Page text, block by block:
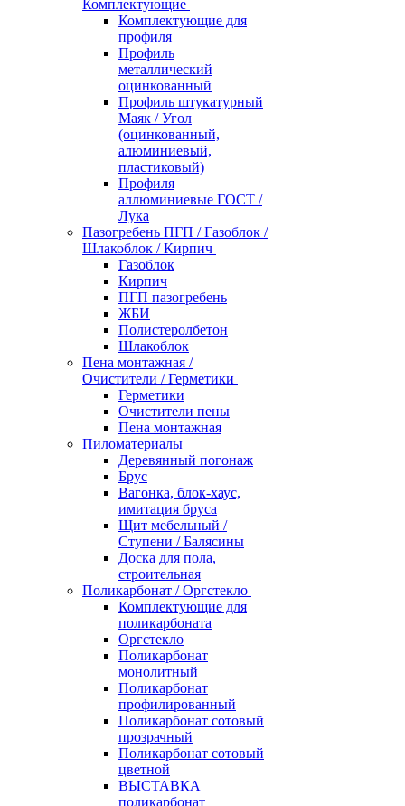
Комплектующие
Комплектующие для
профиля
Профиль
металлический
оцинкованный
Профиль штукатурный
Маяк / Угол
(оцинкованный,
алюминиевый,
пластиковый)
Профиля
аллюминиевые ГОСТ /
Лука
Пазогребень ПГП / Газоблок /
Шлакоблок / Кирпич
Газоблок
Кирпич
ПГП пазогребень
ЖБИ
Полистеролбетон
Шлакоблок
Пена монтажная /
Очистители / Герметики
Герметики
Очистители пены
Пена монтажная
Пиломатериалы
Деревянный погонаж
Брус
Вагонка, блок-хаус,
имитация бруса
Щит мебельный /
Ступени / Балясины
Доска для пола,
строительная
Поликарбонат / Оргстекло
Комплектующие для
поликарбоната
Оргстекло
Поликарбонат
монолитный
Поликарбонат
профилированный
Поликарбонат сотовый
прозрачный
Поликарбонат сотовый
цветной
ВЫСТАВКА
поликарбонат